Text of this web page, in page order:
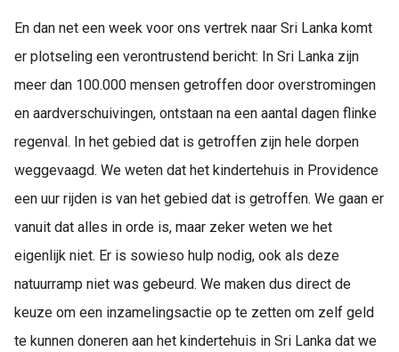
En dan net een week voor ons vertrek naar Sri Lanka komt
er plotseling een verontrustend bericht: In Sri Lanka zijn
meer dan 100.000 mensen getroffen door overstromingen
en aardverschuivingen, ontstaan na een aantal dagen flinke
regenval. In het gebied dat is getroffen zijn hele dorpen
weggevaagd. We weten dat het kindertehuis in Providence
een uur rijden is van het gebied dat is getroffen. We gaan er
vanuit dat alles in orde is, maar zeker weten we het
eigenlijk niet. Er is sowieso hulp nodig, ook als deze
natuurramp niet was gebeurd. We maken dus direct de
keuze om een inzamelingsactie op te zetten om zelf geld
te kunnen doneren aan het kindertehuis in Sri Lanka dat we